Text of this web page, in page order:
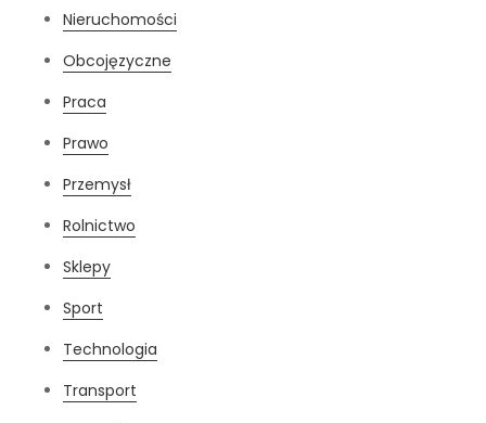
Nieruchomości
Obcojęzyczne
Praca
Prawo
Przemysł
Rolnictwo
Sklepy
Sport
Technologia
Transport